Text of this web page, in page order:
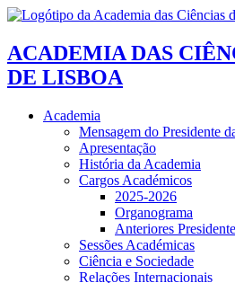
ACADEMIA DAS
DE LISBOA
Academia
Mensagem do Presidente
Apresentação
História da Academia
Cargos Académicos
2025-2026
Organograma
Anteriores
Sessões Académicas
Ciência e Sociedade
Relações Internacionais